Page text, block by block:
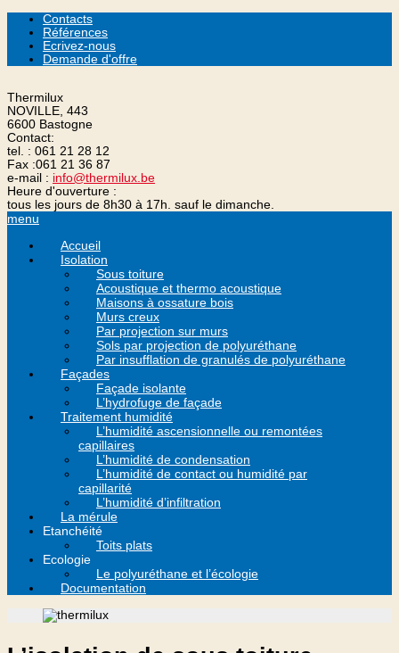
Contacts
Références
Ecrivez-nous
Demande d'offre
Thermilux
NOVILLE, 443
6600 Bastogne
Contact:
tel. : 061 21 28 12
Fax :061 21 36 87
e-mail : info@thermilux.be
Heure d'ouverture :
tous les jours de 8h30 à 17h. sauf le dimanche.
menu
Accueil
Isolation
Sous toiture
Acoustique et thermo acoustique
Maisons à ossature bois
Murs creux
Par projection sur murs
Sols par projection de polyuréthane
Par insufflation de granulés de polyuréthane
Façades
Façade isolante
L’hydrofuge de façade
Traitement humidité
L’humidité ascensionnelle ou remontées
capillaires
L’humidité de condensation
L’humidité de contact ou humidité par
capillarité
L’humidité d’infiltration
La mérule
Etanchéité
Toits plats
Ecologie
Le polyuréthane et l’écologie
Documentation